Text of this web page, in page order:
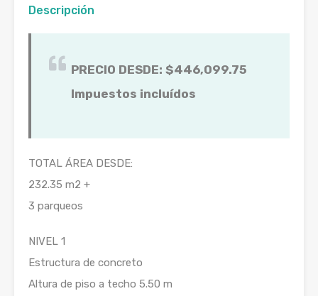
Descripción
PRECIO DESDE: $446,099.75
Impuestos incluídos
TOTAL ÁREA DESDE:
232.35 m2 +
3 parqueos
NIVEL 1
Estructura de concreto
Altura de piso a techo 5.50 m